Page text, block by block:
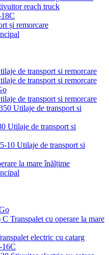
reach truck
și remorcare
de transport si remorcare
de transport si remorcare
de transport si remorcare
Utilaje de transport si
Utilaje de transport si
10 Utilaje de transport si
la mare înălțime
Transpalet cu operare la mare
electric cu catarg